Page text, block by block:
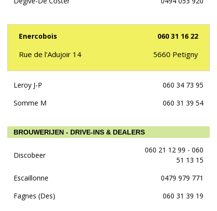
Enercobois 060 31 16 22
Rue de l'Adujoir 14 5660 Petigny
Leroy J-P
060 34 73 95
Somme M
060 31 39 54
BROUWERIJEN - DRIVE-INS & DEALERS
Discobeer
060 21 12 99 - 060
51 13 15
Escaillonne
0479 979 771
Fagnes (Des)
060 31 39 19